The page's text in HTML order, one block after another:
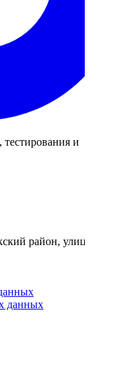
и
район, улица
данных